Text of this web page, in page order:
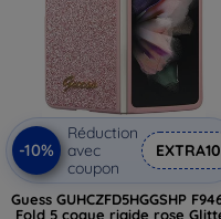
-10%
Réduction
avec
coupon
EXTRA10
Guess GUHCZFD5HGGSHP
Fold 5 coque rigide rose